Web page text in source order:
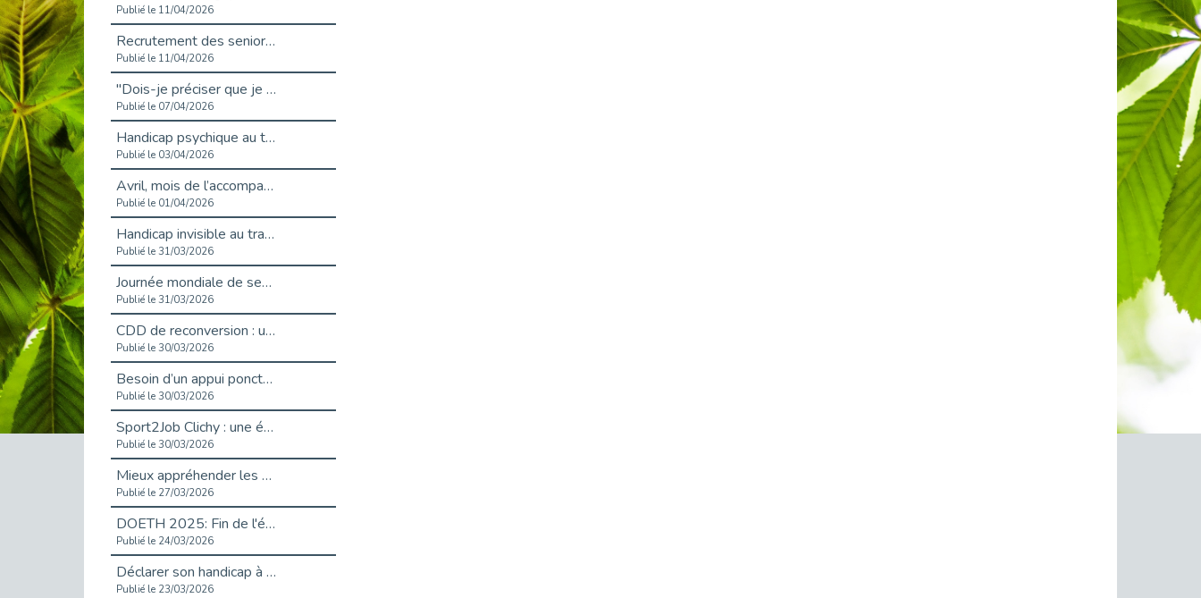
Publié le 11/04/2026
Recrutement des seniors : Un levier de transformation pour les ETI franciliennes
Publié le 11/04/2026
"Dois-je préciser que je suis handicapé sur mon CV?"
Publié le 07/04/2026
Handicap psychique au travail : et si nous changions de regard - vidéo
Publié le 03/04/2026
Avril, mois de l’accompagnement dans l’emploi avec Cap emploi.
Publié le 01/04/2026
Handicap invisible au travail : se taire ou parler? - vidéo
Publié le 31/03/2026
Journée mondiale de sensibilisation à l’autisme
Publié le 31/03/2026
CDD de reconversion : un nouveau contrat pour sécuriser le changement de métier.
Publié le 30/03/2026
Besoin d’un appui ponctuel expertise handicap ?
Publié le 30/03/2026
Sport2Job Clichy : une édition altoséquanaise avec Cap Emploi 92.
Publié le 30/03/2026
Mieux appréhender les enjeux du handicap singulier en entreprise - vidéo
Publié le 27/03/2026
DOETH 2025: Fin de l'écrêtement
Publié le 24/03/2026
Déclarer son handicap à son employeur : un levier professionnel ?
Publié le 23/03/2026